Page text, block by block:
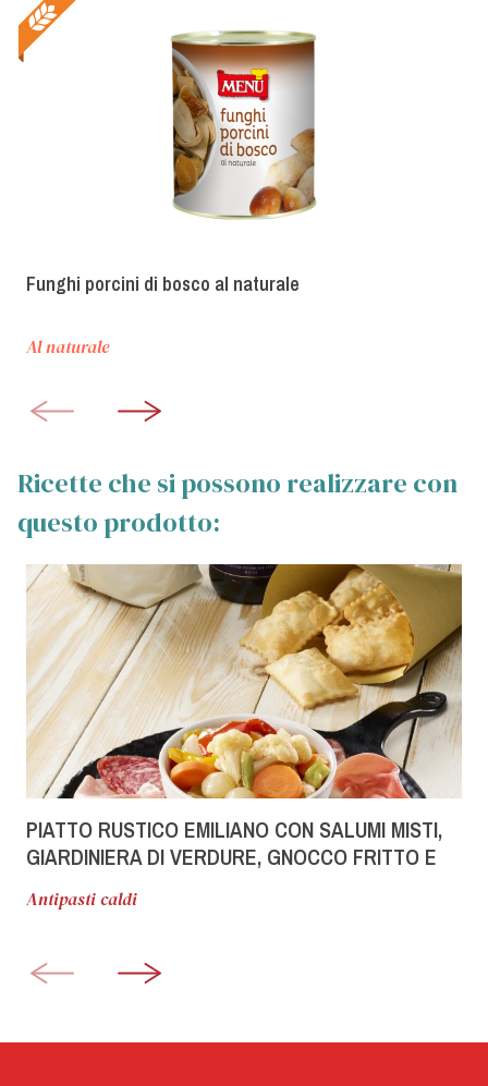
Funghi porcini di bosco al naturale
Al naturale
Ricette che si possono realizzare con
questo prodotto:
PIATTO RUSTICO EMILIANO CON SALUMI MISTI,
GIARDINIERA DI VERDURE, GNOCCO FRITTO E
Antipasti caldi